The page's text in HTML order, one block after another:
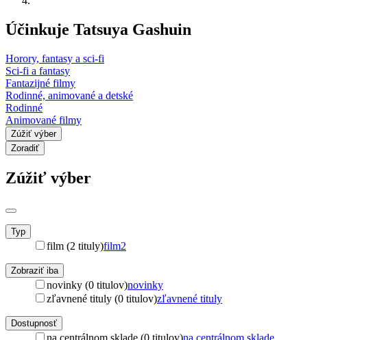
Účinkuje Tatsuya Gashuin
Horory, fantasy a sci-fi
Sci-fi a fantasy
Fantazijné filmy
Rodinné, animované a detské
Rodinné
Animované filmy
Zúžiť výber
Zoradiť
Zúžiť výber
Typ
film (2 tituly)film2
Zobraziť iba
novinky (0 titulov)novinky
zľavnené tituly (0 titulov)zľavnené tituly
Dostupnosť
na centrálnom sklade (0 titulov)na centrálnom sklade